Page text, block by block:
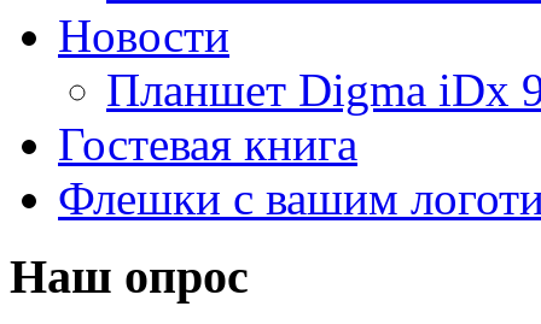
Apache
Apple(18)
Apriori
Archos
Armaggeddon
Assistant
Новости
Планшет Digma iDx
Гостевая книга
Флешки с вашим
Наш опрос